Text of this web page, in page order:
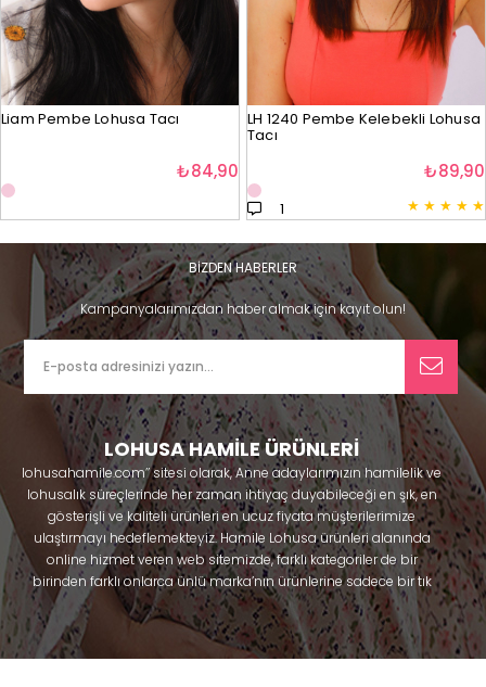
Liam Pembe Lohusa Tacı
₺84,90
LH 1240 Pembe Kelebekli Lohusa
Tacı
★ ★ ★ ★ ★
1
₺89,90
BİZDEN HABERLER
Kampanyalarımızdan haber almak için kayıt olun!
LOHUSA HAMİLE ÜRÜNLERİ
lohusahamile.com’’ sitesi olarak, Anne adaylarımızın hamilelik ve
lohusalık süreçlerinde her zaman ihtiyaç duyabileceği en şık, en
gösterişli ve kaliteli ürünleri en ucuz fiyata müşterilerimize
ulaştırmayı hedeflemekteyiz. Hamile Lohusa ürünleri alanında
online hizmet veren web sitemizde, farklı kategoriler de bir
birinden farklı onlarca ünlü marka’nın ürünlerine sadece bir tık
uzaklıkta olacaksınız. Hem hamilelik öncesi hem doğum sonrası
kullanabileceğiniz ürünler ile gebelik döneminizi huzur içinde
geçirmenize yardımcı olmaya çalışmaktayız. Annelerimizin